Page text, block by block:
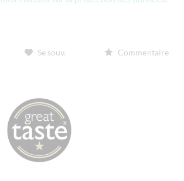
Se souv. Commentaire